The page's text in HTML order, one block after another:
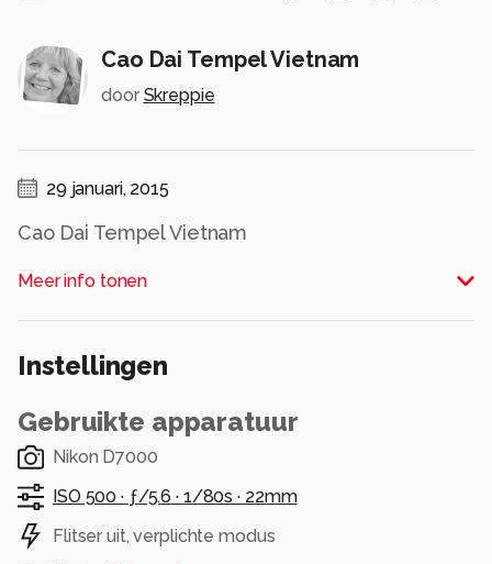
Cao Dai Tempel Vietnam
door Skreppie
29 januari, 2015
Cao Dai Tempel Vietnam
Alle rechten voorbehouden
Meer info tonen
Instellingen
Gebruikte apparatuur
Nikon D7000
ISO 500 · ƒ/5.6 · 1/80s · 22mm
Flitser uit, verplichte modus